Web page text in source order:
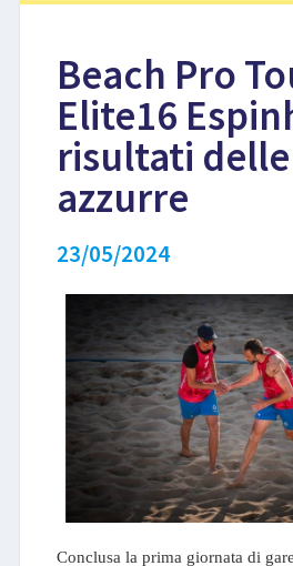
EVENTI
LIBRI
Beach Pro
Elite16
risultati
azzurre
23/05/2024
Conclusa la prima giornata di